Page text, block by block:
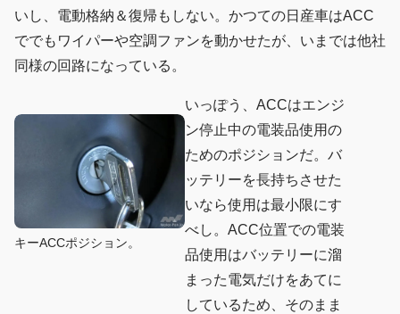
いし、電動格納＆復帰もしない。かつての日産車はACC
ででもワイパーや空調ファンを動かせたが、いまでは他社
同様の回路になっている。
キーACCポジション。
いっぽう、ACCはエンジ
ン停止中の電装品使用の
ためのポジションだ。バ
ッテリーを長持ちさせた
いなら使用は最小限にす
べし。ACC位置での電装
品使用はバッテリーに溜
まった電気だけをあてに
しているため、そのまま